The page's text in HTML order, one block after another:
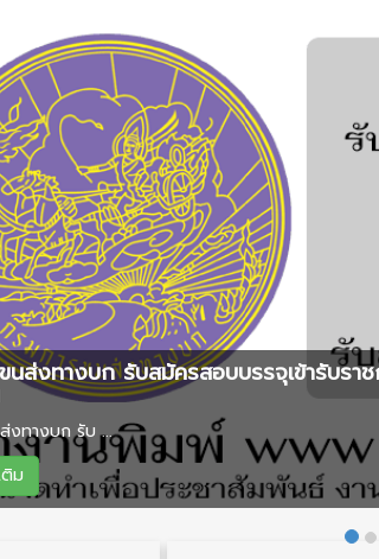
นส่งทางบก รับสมัครสอบบรรจุเข้ารับ
งทางบก รับ ...
ม